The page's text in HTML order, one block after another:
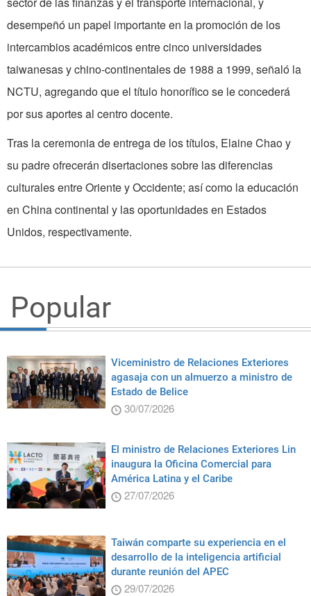
desempeñó un papel importante en la promoción de los
intercambios académicos entre cinco universidades
taiwanesas y chino-continentales de 1988 a 1999, señaló la
NCTU, agregando que el título honorífico se le concederá
por sus aportes al centro docente.
Tras la ceremonia de entrega de los títulos, Elaine Chao y
su padre ofrecerán disertaciones sobre las diferencias
culturales entre Oriente y Occidente; así como la educación
en China continental y las oportunidades en Estados
Unidos, respectivamente.
Popular
Viceministro de Relaciones Exteriores
agasaja con un almuerzo a ministro de
Estado de Belice
30/07/2026
El ministro de Relaciones Exteriores Lin
inaugura la Oficina Comercial para
América Latina y el Caribe
27/07/2026
Taiwán comparte su experiencia en el
desarrollo de la inteligencia artificial
durante reunión del APEC
29/07/2026